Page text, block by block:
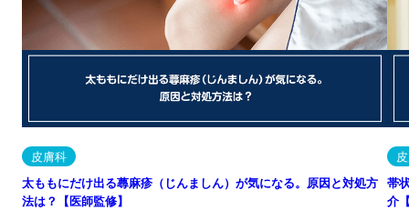
皮膚科
太ももにだけ出る蕁麻疹（じんましん）が気になる。原因と対処方
法は？【医師監修】
帯
介